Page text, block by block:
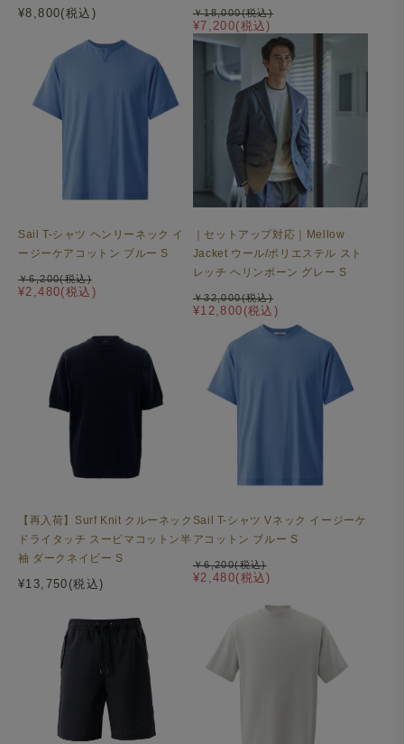
¥8,800(税込)
¥7,200(税込)
￥18,000(税込)
Sail T-シャツ ヘンリーネック イ
ージーケアコットン ブルー S
¥2,480(税込)
￥6,200(税込)
｜セットアップ対応｜Mellow
Jacket ウール/ポリエステル スト
レッチ ヘリンボーン グレー S
¥12,800(税込)
￥32,000(税込)
【再入荷】Surf Knit クルーネック
ドライタッチ スーピマコットン半
袖 ダークネイビー S
¥13,750(税込)
Sail T-シャツ Vネック イージーケ
アコットン ブルー S
¥2,480(税込)
￥6,200(税込)